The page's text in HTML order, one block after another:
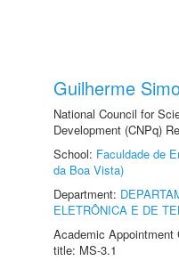
Guilherme
National Council for
Development (CNPq)
School: Faculdade de
da Boa Vista)
Department:
ELETRÔNICA E DE
Academic Appointment
title: MS-3.1